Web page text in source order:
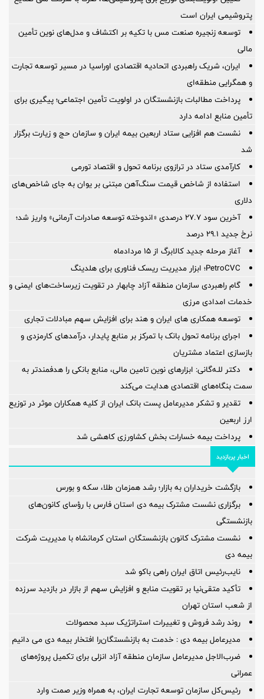
پتروشیمی ایران است
توسعه زنجیره صنعت مس با تکیه بر اکتشاف و مدل‌های نوین تأمین
مالی
ایران، شریک راهبردی اتحادیه اقتصادی اوراسیا در مسیر توسعه تجارت
و همگرایی منطقه‌ای
پرداخت مطالبات بازنشستگان در اولویت تأمین اجتماعی؛ پیگیری برای
تأمین منابع ادامه دارد
نشست هم افزایی ستاد اربعین بیمه ایران و سازمان حج و زیارت برگزار
شد
کارآمدی ستاد در ترازوی برنامه تحول و اقتصاد تورمی
استفاده از شاخص قیمت سنگ‌آهن مبتنی بر یوان به جای شاخص‌های
دلاری
آخرین سود ۲۷.۷ درصدی «اندوخته توسعه صادرات آرمانی» واریز شد؛
نرخ جدید ۲۹.۱ درصد
آغاز مرحله جدید کالابرگ از ۱۵ مردادماه
PetroCVC؛ ابزار مدیریت ریسک فناوری برای هلدینگ
گام راهبردی سازمان منطقه آزاد چابهار در تقویت زیرساخت‌های ایمنی و
خدمات امدادی مرزی
توسعه همکاری های ایران و هند برای افزایش سهم مبادلات تجاری
اجرای برنامه تحول بانک با تمرکز بر منابع پایدار، درآمدهای کارمزدی و
بازسازی اعتماد مشتریان
دکتر للـه‌گانی: ابزارهای نوین تامین مالی، منابع بانکی را هدفمندتر به
سمت بنگاه‌های اقتصادی هدایت می‌کند
تقدیر و تشکر مدیرعامل پست بانک ایران از کلیه همکاران موثر در توزیع
ارز اربعین
پرداخت بیمه خسارات بخش کشاورزی کاهشی شد
اخبار پربازدید
بازگشت خریداران به بازار؛ رشد همزمان طلا، سکه و بورس
برگزاری نشست مشترک بیمه دی استان فارس با رؤسای کانون‌های
بازنشستگی
نشست مشترک کانون بازنشستگان استان کرمانشاه با مدیریت شرکت
بیمه دی
نایب‌رئیس اتاق ایران راهی باکو شد
تأکید متقی‌نیا بر تقویت منابع و افزایش سهم از بازار در بازدید سرزده
از شعب استان تهران
روند رشد فروش و تغییرات استراتژیک سبد محصولات
مدیرعامل بیمه دی : خدمت به بازنشستگان‌را افتخار بیمه دی می دانیم
ضرب‌الاجل مدیرعامل سازمان منطقه آزاد انزلی برای تكمیل پروژه‌های
عمرانی
رئیس‌کل سازمان توسعه تجارت ایران، به همراه وزیر صمت وارد